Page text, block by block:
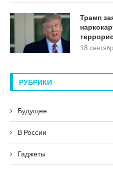
Трамп
18
РУБРИКИ
Будущее
В России
Гаджеты